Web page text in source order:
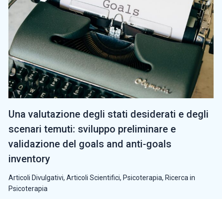
Una valutazione degli stati desiderati e degli
scenari temuti: sviluppo preliminare e
validazione del goals and anti-goals
inventory
Articoli Divulgativi, Articoli Scientifici, Psicoterapia, Ricerca in
Psicoterapia